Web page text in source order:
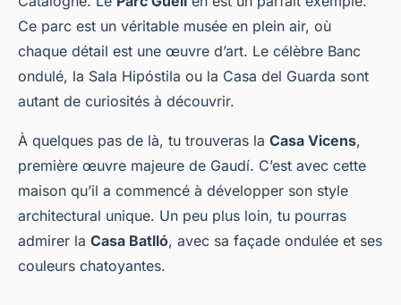
Ce parc est un véritable musée en plein air, où
chaque détail est une œuvre d’art. Le célèbre Banc
ondulé, la Sala Hipóstila ou la Casa del Guarda sont
autant de curiosités à découvrir.
À quelques pas de là, tu trouveras la Casa Vicens,
première œuvre majeure de Gaudí. C’est avec cette
maison qu’il a commencé à développer son style
architectural unique. Un peu plus loin, tu pourras
admirer la Casa Batlló, avec sa façade ondulée et ses
couleurs chatoyantes.